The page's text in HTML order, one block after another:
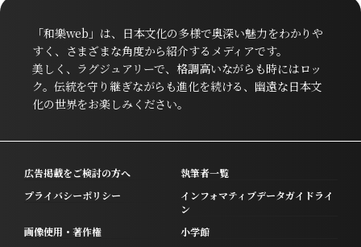
「和樂web」は、日本文化の多様で奥深い魅力をわかりや
すく、さまざまな角度から紹介するメディアです。
美しく、ラグジュアリーで、格調高いながらも時にはロッ
ク。伝統を守り継ぎながらも進化を続ける、幽遠な日本文
化の世界をお楽しみください。
広告掲載をご検討の方へ
執筆者一覧
プライバシーポリシー
インフォマティブデータガイドライ
ン
画像使用・著作権
小学館